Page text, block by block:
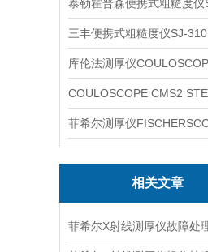
三丰便携式粗糙度仪SJ-310
相关文章